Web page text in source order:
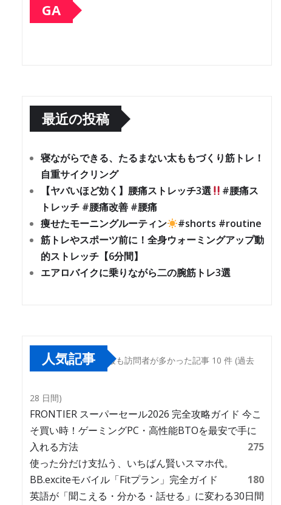
GA
最近の投稿
寝ながらできる、たるまない太ももづくり筋トレ！
自重サイクリング
【ヤバいほど効く】腰痛ストレッチ3選
#腰痛ス
トレッチ #腰痛改善 #腰痛
痩せたモーニングルーティン
#shorts #routine
筋トレやスポーツ前に！全身ウォーミングアップ動
的ストレッチ【6分間】
エアロバイクに乗りながら二の腕筋トレ3選
人気記事 最も訪問者が多かった記事 10 件 (過去
28 日間)
FRONTIER スーパーセール2026 完全攻略ガイド 今こ
そ買い時！ゲーミングPC・高性能BTOを最安で手に
入れる方法
275
使った分だけ支払う、いちばん賢いスマホ代。
BB.exciteモバイル「Fitプラン」完全ガイド
180
英語が「聞こえる・分かる・話せる」に変わる30日間